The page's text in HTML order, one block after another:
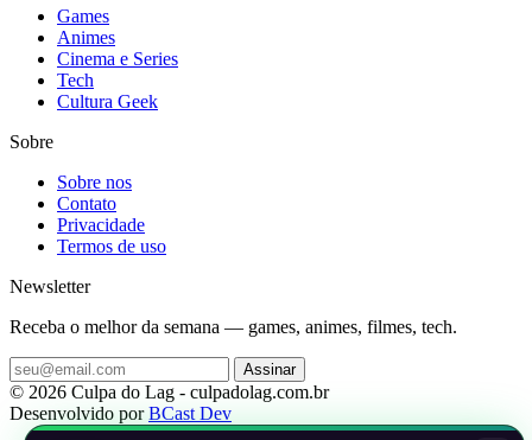
Games
Animes
Cinema e Series
Tech
Cultura Geek
Sobre
Sobre nos
Contato
Privacidade
Termos de uso
Newsletter
Receba o melhor da semana — games, animes, filmes, tech.
Assinar
© 2026 Culpa do Lag - culpadolag.com.br
Desenvolvido porBCast Dev